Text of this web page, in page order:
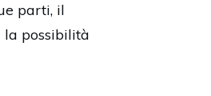
parti, il
la possibilità